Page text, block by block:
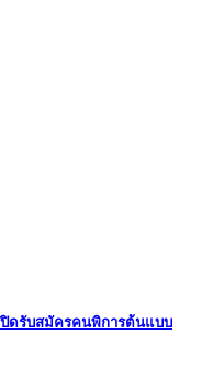
ดรับสมัครคนพิการต้นแบบ